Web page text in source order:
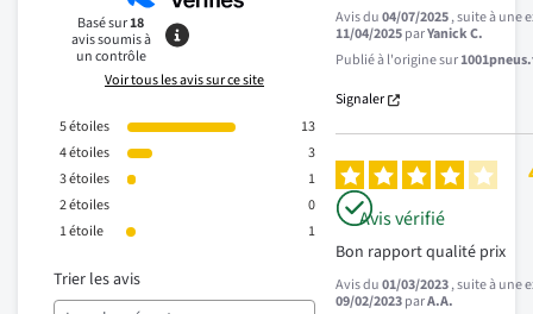
Basé sur18
avis soumis à
un contrôle
Voir tous les avis sur ce site
5étoiles
13
4étoiles
3
3étoiles
1
2étoiles
0
1étoile 1
Trier les avis
Avis du04/07/2025, suite à une
11/04/2025parYanick C.
Publié à l'origine sur
Signaler
Avis vérifié
Bon rapport qualité prix
Avis du01/03/2023, suite à une
09/02/2023parA.A.